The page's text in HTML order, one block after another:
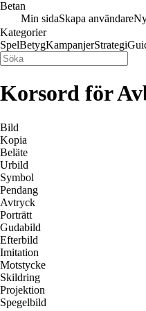
Betan
Min sidaSkapa användare
Kategorier
SpelBetygKampanjerStrategi
Korsord för
Bild
Kopia
Beläte
Urbild
Symbol
Pendang
Avtryck
Porträtt
Gudabild
Efterbild
Imitation
Motstycke
Skildring
Projektion
Spegelbild